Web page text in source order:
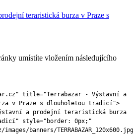
umístíte vložením následujícího
title="Terrabazar - Výstavní a
v Praze s dlouholetou tradicí">
a prodejní teraristická burza
style="border: 0px;"
banners/